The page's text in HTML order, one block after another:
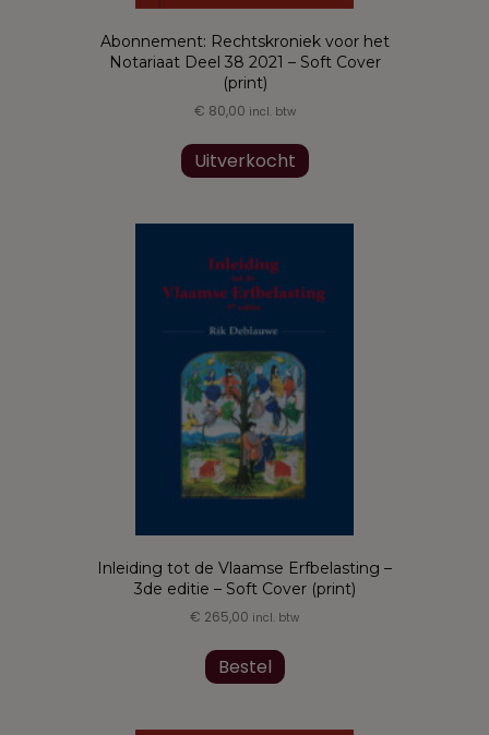
Abonnement: Rechtskroniek voor het
Notariaat Deel 38 2021 – Soft Cover
(print)
€ 80,00 incl. btw
Uitverkocht
Inleiding tot de Vlaamse Erfbelasting –
3de editie – Soft Cover (print)
€ 265,00 incl. btw
Bestel